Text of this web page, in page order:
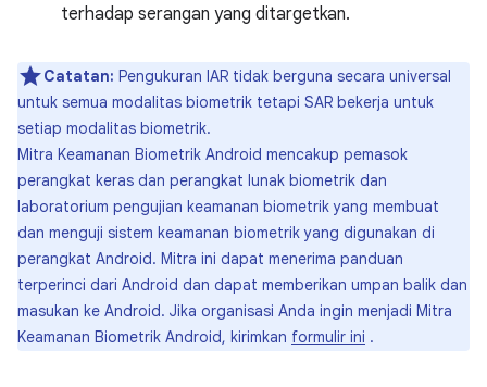
terhadap serangan yang ditargetkan.
Catatan: Pengukuran IAR tidak berguna secara universal
untuk semua modalitas biometrik tetapi SAR bekerja untuk
setiap modalitas biometrik.
Mitra Keamanan Biometrik Android mencakup pemasok
perangkat keras dan perangkat lunak biometrik dan
laboratorium pengujian keamanan biometrik yang membuat
dan menguji sistem keamanan biometrik yang digunakan di
perangkat Android. Mitra ini dapat menerima panduan
terperinci dari Android dan dapat memberikan umpan balik dan
masukan ke Android. Jika organisasi Anda ingin menjadi Mitra
Keamanan Biometrik Android, kirimkan formulir ini .